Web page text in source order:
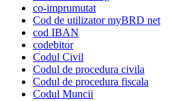
co-imprumutat
Cod de utilizator myBRD net
cod IBAN
codebitor
Codul Civil
Codul de procedura civila
Codul de procedura fiscala
Codul Muncii